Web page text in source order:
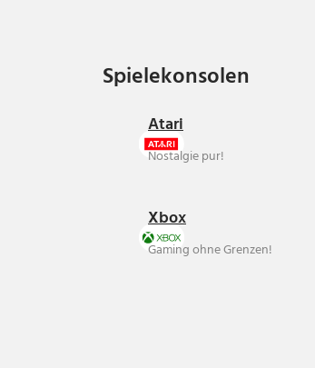
Spielekonsolen
Atari
Nostalgie pur!
Xbox
Gaming ohne Grenzen!